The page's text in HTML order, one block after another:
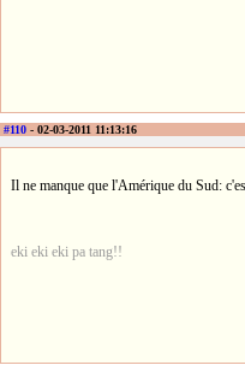
#110 - 02-03-2011 11:13:16
Il ne manque que l'Amérique du Sud:
eki eki eki pa tang!!